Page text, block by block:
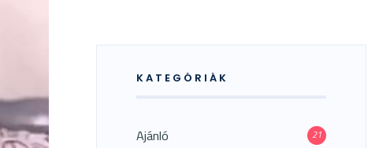
KATEGÓRIÁK
Ajánló 21